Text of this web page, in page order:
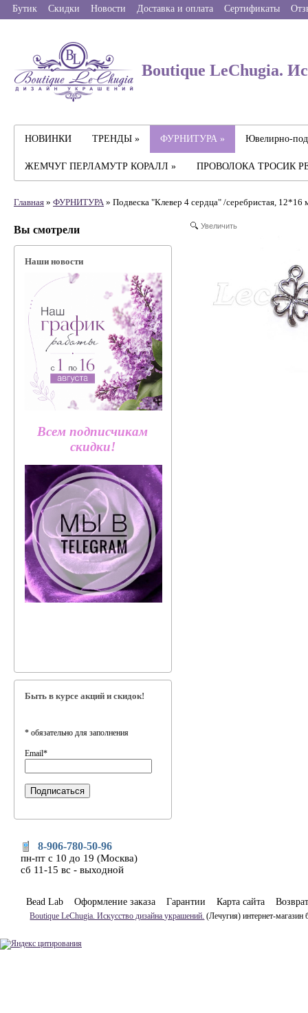
Бутик Скидки Новости Доставка и оплата Сертификаты
Boutique LeChugia.
НОВИНКИ ТРЕНДЫ » ФУРНИТУРА » Ювелирно-
ЖЕМЧУГ ПЕРЛАМУТР КОРАЛЛ » ПРОВОЛОКА ТРОСИК
Главная » ФУРНИТУРА» Подвеска "Клевер 4 сердца" /серебристая, 12*16
Вы смотрели
Наши новости
Всем подписчикам
скидки!
Быть в курсе акций и скидок!
* обязательно для заполнения
Email*
Увеличить
8-906-780-50-96
пн-пт с 10 до 19 (Москва)
сб 11-15 вс - выходной
Bead Lab Оформление заказа Гарантии Карта сайта Возврат
Boutique LeChugia. Искусство дизайна украшений. (Лечугия) интернет-